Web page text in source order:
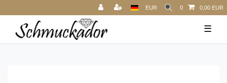
EUR 0 0,00 EUR
☰